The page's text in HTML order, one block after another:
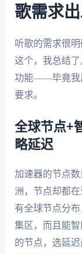
歌需求
听歌的需求很
这个，我总结
功能——毕竟我
要求。
全球节点+
略延迟
加速器的节点
洲，节点却都在
有全球节点分
集区，而且能
的节点，选延